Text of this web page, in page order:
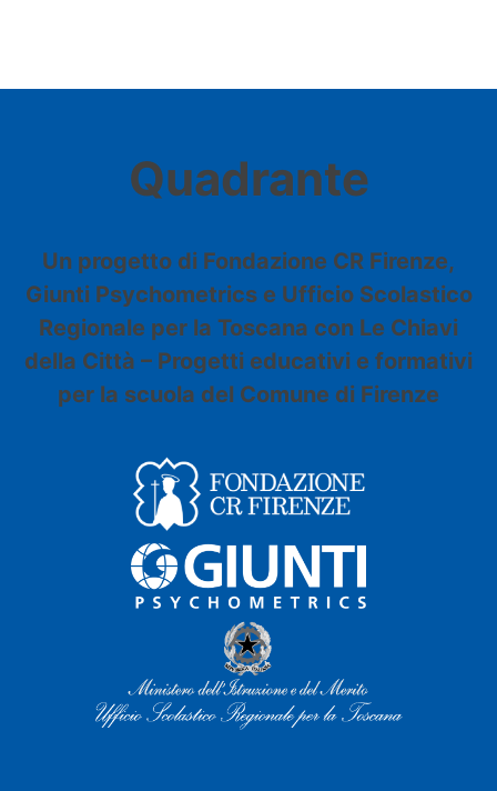
Quadrante
Un progetto di Fondazione CR Firenze,
Giunti Psychometrics e Ufficio Scolastico
Regionale per la Toscana con Le Chiavi
della Città – Progetti educativi e formativi
per la scuola del Comune di Firenze